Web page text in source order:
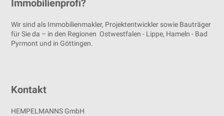
Immobilienprofi?
Wir sind als Immobilienmakler, Projektentwickler sowie Bauträger
für Sie da – in den Regionen Ostwestfalen - Lippe, Hameln - Bad
Pyrmont und in Göttingen.
Kontakt
HEMPELMANNS GmbH